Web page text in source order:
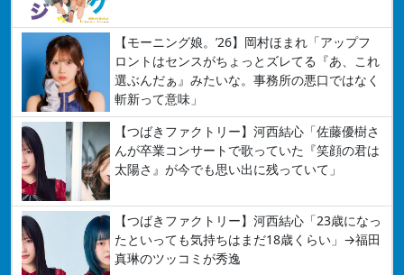
【モーニング娘。’26】岡村ほまれ「アップフ
ロントはセンスがちょっとズレてる『あ、これ
選ぶんだぁ』みたいな。事務所の悪口ではなく
斬新って意味」
【つばきファクトリー】河西結心「佐藤優樹さ
んが卒業コンサートで歌っていた『笑顔の君は
太陽さ』が今でも思い出に残っていて」
【つばきファクトリー】河西結心「23歳になっ
たといっても気持ちはまだ18歳くらい」→福田
真琳のツッコミが秀逸